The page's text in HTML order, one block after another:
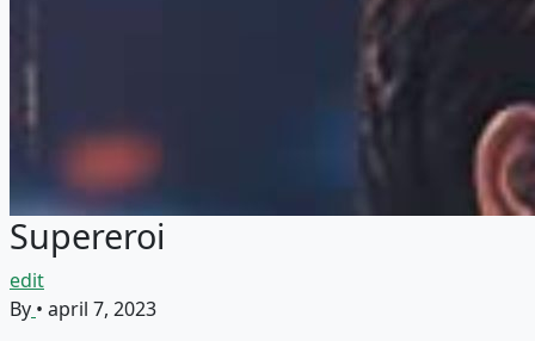
Supereroi
edit
By • april 7, 2023